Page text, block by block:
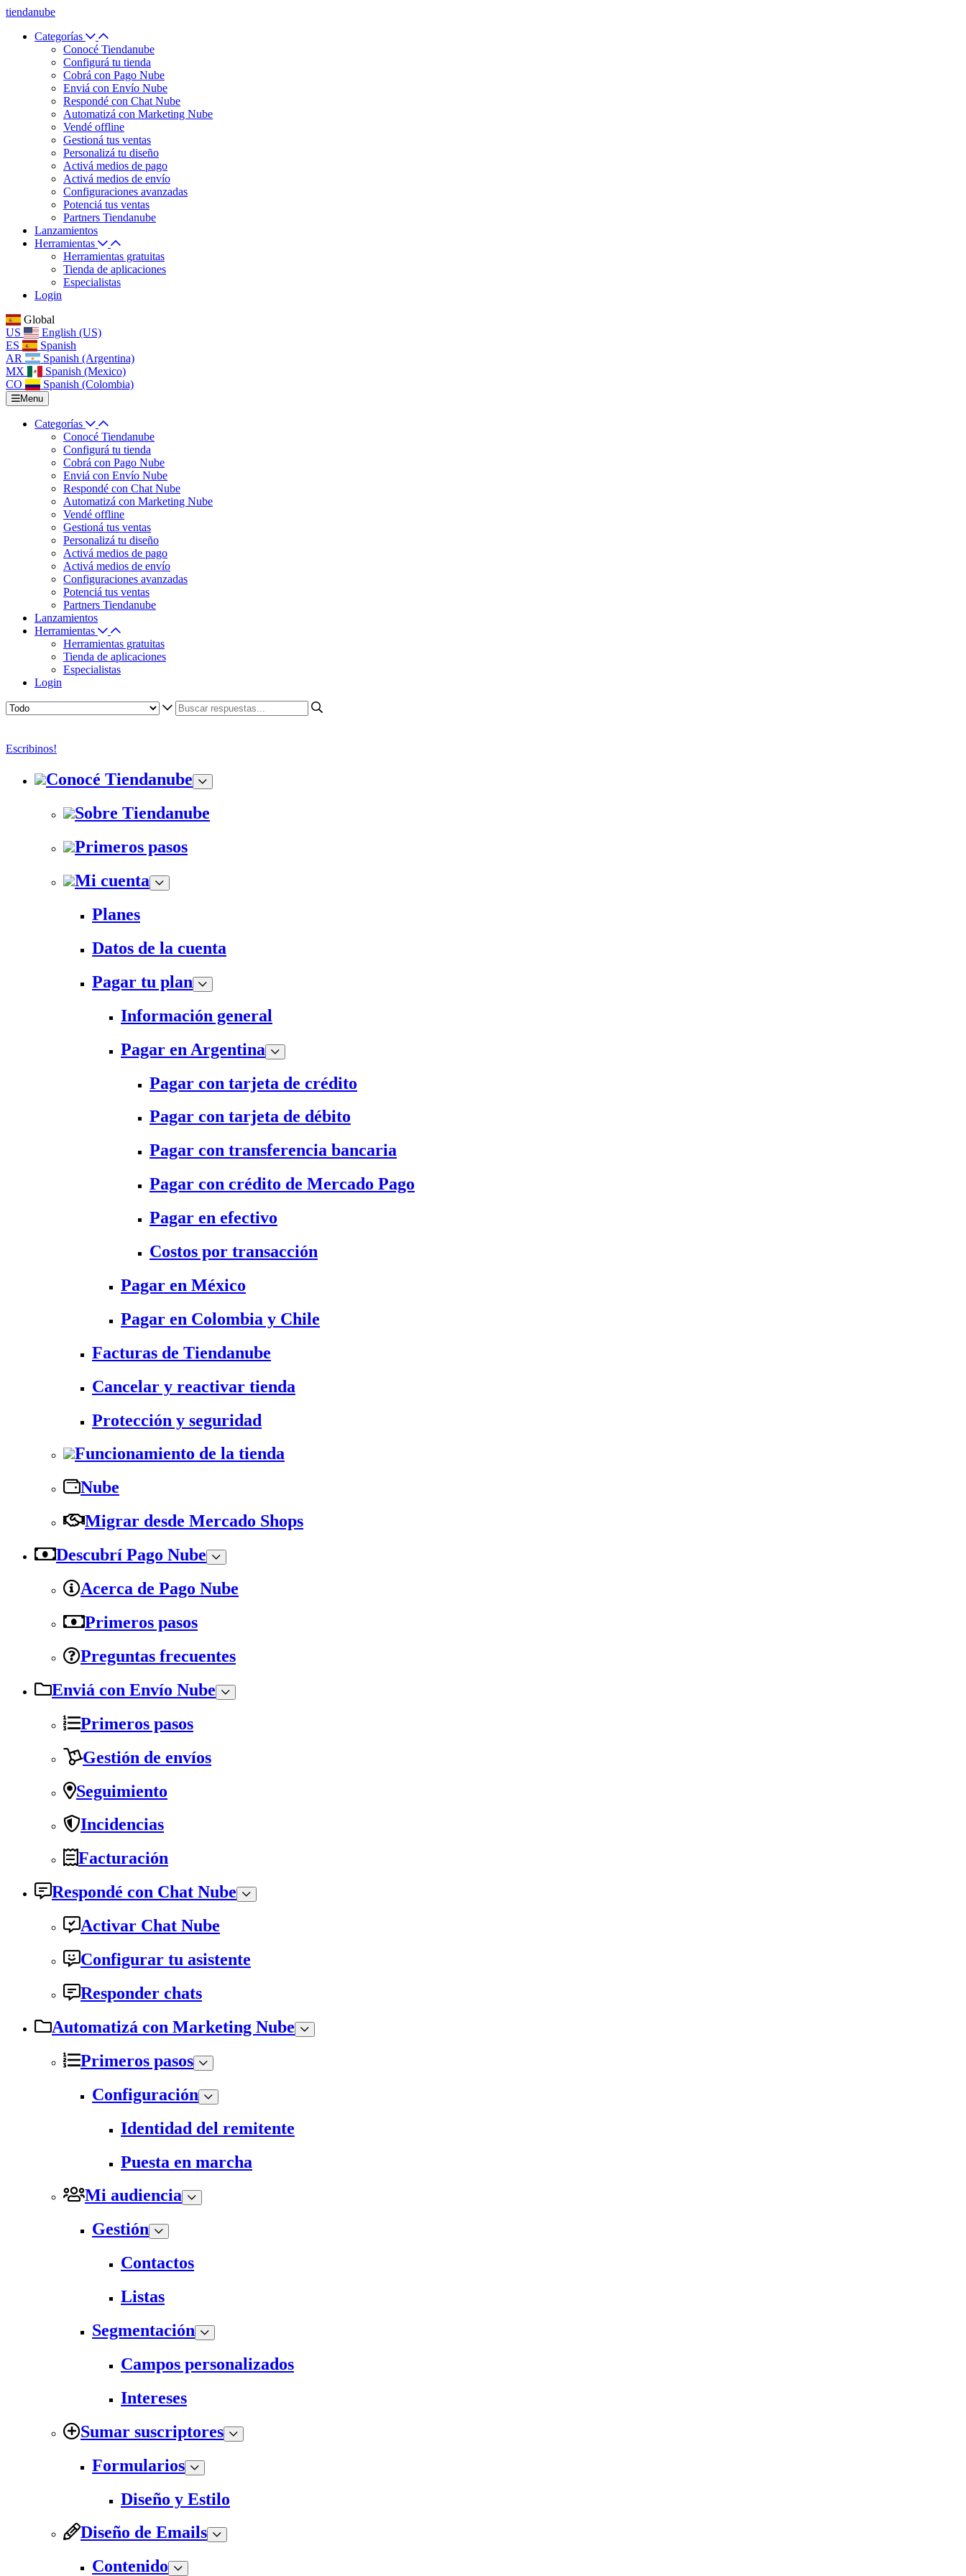
tiendanube
Categorías
Conocé Tiendanube
Configurá tu tienda
Cobrá con Pago Nube
Enviá con Envío Nube
Respondé con Chat Nube
Automatizá con Marketing Nube
Vendé offline
Gestioná tus ventas
Personalizá tu diseño
Activá medios de pago
Activá medios de envío
Configuraciones avanzadas
Potenciá tus ventas
Partners Tiendanube
Lanzamientos
Herramientas
Herramientas gratuitas
Tienda de aplicaciones
Especialistas
Login
Global
US
English (US)
ES
Spanish
AR
Spanish (Argentina)
MX
Spanish (Mexico)
CO
Spanish (Colombia)
Menu
Categorías
Conocé Tiendanube
Configurá tu tienda
Cobrá con Pago Nube
Enviá con Envío Nube
Respondé con Chat Nube
Automatizá con Marketing Nube
Vendé offline
Gestioná tus ventas
Personalizá tu diseño
Activá medios de pago
Activá medios de envío
Configuraciones avanzadas
Potenciá tus ventas
Partners Tiendanube
Lanzamientos
Herramientas
Herramientas gratuitas
Tienda de aplicaciones
Especialistas
Login
Escribinos!
Conocé Tiendanube
Sobre Tiendanube
Primeros pasos
Mi cuenta
Planes
Datos de la cuenta
Pagar tu plan
Información general
Pagar en Argentina
Pagar con tarjeta de crédito
Pagar con tarjeta de débito
Pagar con transferencia bancaria
Pagar con crédito de Mercado Pago
Pagar en efectivo
Costos por transacción
Pagar en México
Pagar en Colombia y Chile
Facturas de Tiendanube
Cancelar y reactivar tienda
Protección y seguridad
Funcionamiento de la tienda
Nube
Migrar desde Mercado Shops
Descubrí Pago Nube
Acerca de Pago Nube
Primeros pasos
Preguntas frecuentes
Enviá con Envío Nube
Primeros pasos
Gestión de envíos
Seguimiento
Incidencias
Facturación
Respondé con Chat Nube
Activar Chat Nube
Configurar tu asistente
Responder chats
Automatizá con Marketing Nube
Primeros pasos
Configuración
Identidad del remitente
Puesta en marcha
Mi audiencia
Gestión
Contactos
Listas
Segmentación
Campos personalizados
Intereses
Sumar suscriptores
Formularios
Diseño y Estilo
Diseño de Emails
Contenido